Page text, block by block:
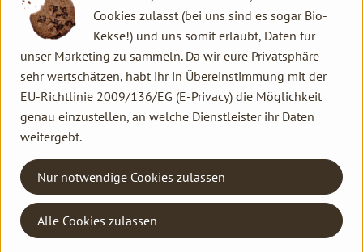
Zutaten
Produktdatenblatt
Herkunft
Hersteller: bioladen
Cookies zulasst (bei uns sind es sogar Bio-
Kekse!) und uns somit erlaubt, Daten für
unser Marketing zu sammeln. Da wir eure Privatsphäre
sehr wertschätzen, habt ihr in Übereinstimmung mit der
EU-Richtlinie 2009/136/EG (E-Privacy) die Möglichkeit
genau einzustellen, an welche Dienstleister ihr Daten
weitergebt.
Nur notwendige Cookies zulassen
Alle Cookies zulassen